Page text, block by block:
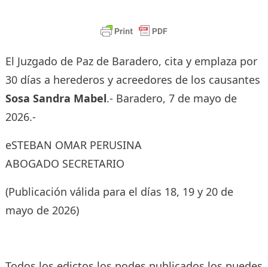
El Juzgado de Paz de Baradero, cita y emplaza por
30 días a herederos y acreedores de los causantes
Sosa Sandra Mabel.- Baradero, 7 de mayo de
2026.-
eSTEBAN OMAR PERUSINA
ABOGADO SECRETARIO
(Publicación válida para el días 18, 19 y 20 de
mayo de 2026)